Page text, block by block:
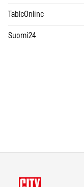
TableOnline
Suomi24